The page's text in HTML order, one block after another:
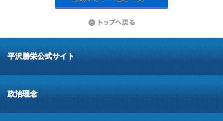
平沢勝栄公式サイト
政治理念